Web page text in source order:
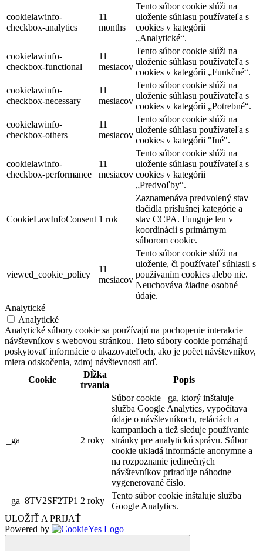
cookielawinfo-
checkbox-analytics
11
months
Tento súbor cookie slúži na
uloženie súhlasu používateľa s
cookies v kategórii
„Analytické“.
cookielawinfo-
checkbox-functional
11
mesiacov
Tento súbor cookie slúži na
uloženie súhlasu používateľa s
cookies v kategórii „Funkčné“.
cookielawinfo-
checkbox-necessary
11
mesiacov
Tento súbor cookie slúži na
uloženie súhlasu používateľa s
cookies v kategórii „Potrebné“.
cookielawinfo-
checkbox-others
11
mesiacov
Tento súbor cookie slúži na
uloženie súhlasu používateľa s
cookies v kategórii "Iné".
cookielawinfo-
checkbox-performance
11
mesiacov
Tento súbor cookie slúži na
uloženie súhlasu používateľa s
cookies v kategórii
„Predvoľby“.
CookieLawInfoConsent 1 rok
Zaznamenáva predvolený stav
tlačidla príslušnej kategórie a
stav CCPA. Funguje len v
koordinácii s primárnym
súborom cookie.
viewed_cookie_policy
11
mesiacov
Tento súbor cookie slúži na
uloženie, či používateľ súhlasil s
používaním cookies alebo nie.
Neuchováva žiadne osobné
údaje.
Analytické
Analytické
Analytické súbory cookie sa používajú na pochopenie interakcie
návštevníkov s webovou stránkou. Tieto súbory cookie pomáhajú
poskytovať informácie o ukazovateľoch, ako je počet návštevníkov,
miera odskočenia, zdroj návštevnosti atď.
Cookie
Dĺžka
trvania
Popis
_ga 2 roky
Súbor cookie _ga, ktorý inštaluje
služba Google Analytics, vypočítava
údaje o návštevníkoch, reláciách a
kampaniach a tiež sleduje používanie
stránky pre analytickú správu. Súbor
cookie ukladá informácie anonymne a
na rozpoznanie jedinečných
návštevníkov priraďuje náhodne
vygenerované číslo.
_ga_8TV2SF2TP1 2 roky
Tento súbor cookie inštaluje služba
Google Analytics.
ULOŽIŤ A PRIJAŤ
Powered by